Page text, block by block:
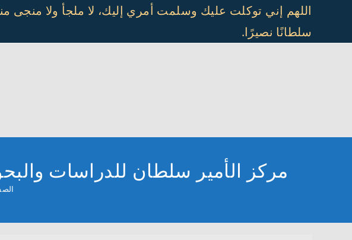
content
اللهم إني توكلت عليك وسلمت أمري إليك، لا ملجأ ولا
سلطانًا نصيرًا.
مركز الأمير سلطان للدراسات